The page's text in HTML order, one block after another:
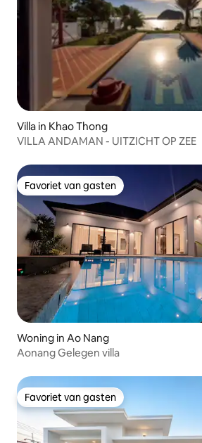
Villa in Khao Thong
VILLA ANDAMAN - UITZICHT OP ZEE
Favoriet van gasten
Favoriet van gasten
Woning in Ao Nang
Aonang Gelegen villa
Favoriet van gasten
Favoriet van gasten